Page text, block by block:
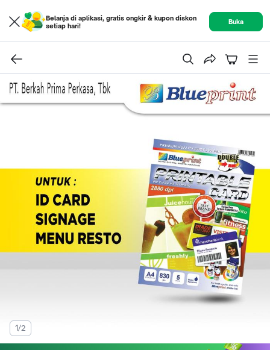
Belanja di aplikasi, gratis ongkir & kupon diskon
setiap hari!
Buka
1/2